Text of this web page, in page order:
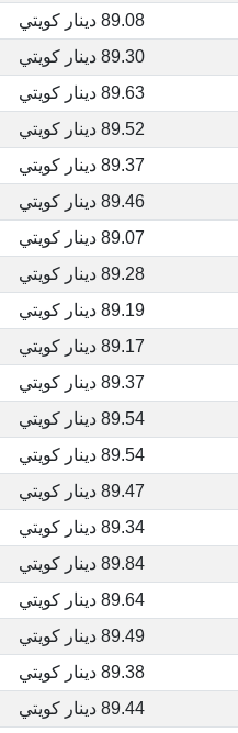
89.08 دينار كويتي
89.30 دينار كويتي
89.63 دينار كويتي
89.52 دينار كويتي
89.37 دينار كويتي
89.46 دينار كويتي
89.07 دينار كويتي
89.28 دينار كويتي
89.19 دينار كويتي
89.17 دينار كويتي
89.37 دينار كويتي
89.54 دينار كويتي
89.54 دينار كويتي
89.47 دينار كويتي
89.34 دينار كويتي
89.84 دينار كويتي
89.64 دينار كويتي
89.49 دينار كويتي
89.38 دينار كويتي
89.44 دينار كويتي